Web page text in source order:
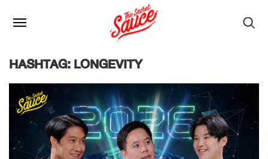
HASHTAG: LONGEVITY